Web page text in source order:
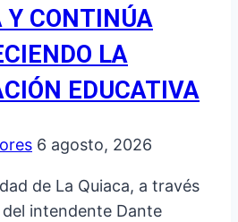
Y CONTINÚA
LA
EDUCATIVA
6 agosto, 2026
de La Quiaca, a través
intendente Dante